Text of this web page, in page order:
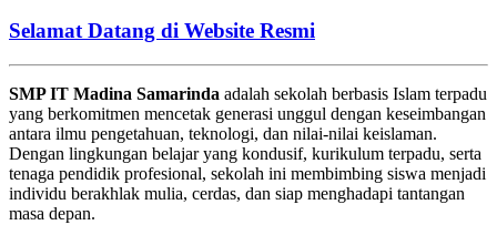
Selamat Datang di Website Resmi
SMP IT Madina Samarinda adalah sekolah berbasis Islam terpadu
yang berkomitmen mencetak generasi unggul dengan keseimbangan
antara ilmu pengetahuan, teknologi, dan nilai-nilai keislaman.
Dengan lingkungan belajar yang kondusif, kurikulum terpadu, serta
tenaga pendidik profesional, sekolah ini membimbing siswa menjadi
individu berakhlak mulia, cerdas, dan siap menghadapi tantangan
masa depan.